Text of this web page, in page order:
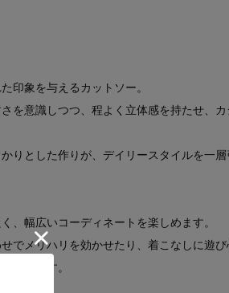
印象を与えるカットソー。
を意識しつつ、程よく立体感を持たせ、
りとした作りが、デイリースタイルを一層
、幅広いコーディネートを楽しめます。
でメリハリを効かせたり、着こなしに遊
すめです。